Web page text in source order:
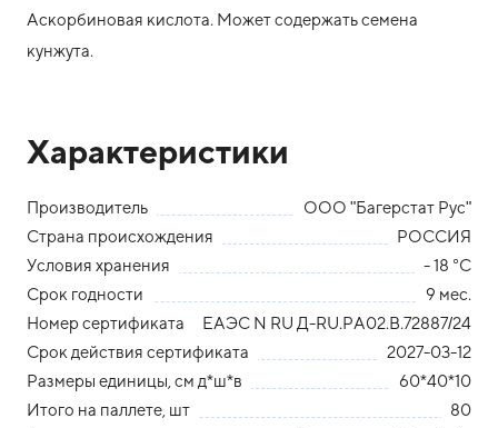
Аскорбиновая кислота. Может содержать семена
кунжута.
Характеристики
Производитель
ООО "Багерстат Рус"
Страна происхождения
РОССИЯ
Условия хранения
- 18 °С
Срок годности
9 мес.
Номер сертификата
ЕАЭС N RU Д-RU.РА02.В.72887/24
Срок действия сертификата
2027-03-12
Размеры единицы, см д*ш*в
60*40*10
Итого на паллете, шт
80